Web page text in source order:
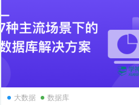
大数据 数据库